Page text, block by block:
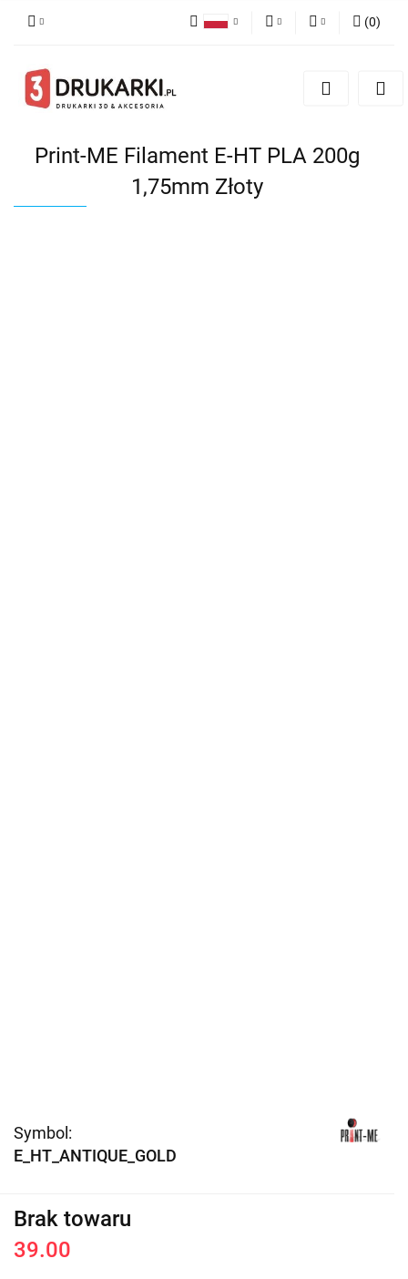
English
Zarejestruj się
(0)
Print-ME Filament E-HT PLA 200g
1,75mm Złoty
Symbol:
E_HT_ANTIQUE_GOLD
Brak towaru
39.00